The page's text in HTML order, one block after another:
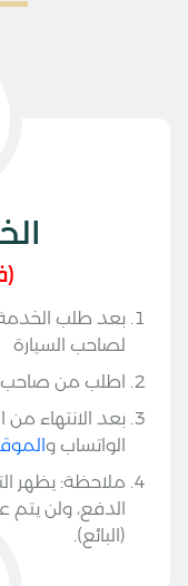
بعد طلب
لصاحب السيارة
اطلب من صاحب
بعد الانتهاء
الواتساب و
ملاحظة: يظهر
الدفع، ولن
(البائع).